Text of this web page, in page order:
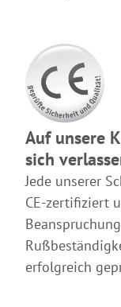
Auf unsere
sich
Jede unserer
CE-zertifiziert
erfolgreich